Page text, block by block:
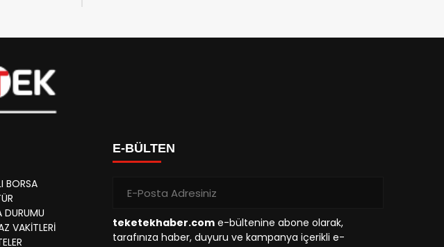
BORSA
DURUMU
VAKİTLERİ
E-BÜLTEN
teketekhaber.com e-bültenine abone olarak,
tarafınıza haber, duyuru ve kampanya içerikli e-